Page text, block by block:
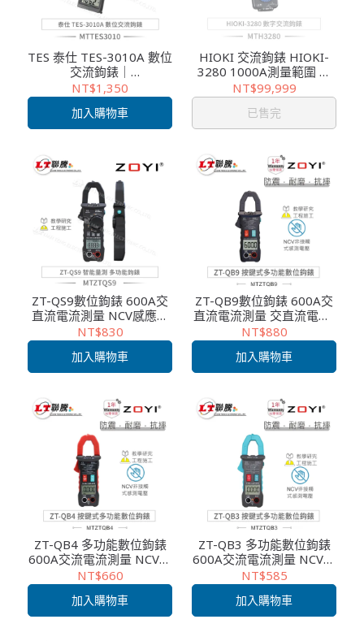
TES 泰仕 TES-3010A 數位
交流鉤錶｜
20A/200A/600A量測 頻
率/二極體測試/CAT III安
全標準
NT$1,350
加入購物車
HIOKI 交流鉤錶 HIOKI-
3280 1000A測量範圍 超
薄設計 口袋型 CAT III
600V 適用複雜配線 電工
維修必備
NT$99,999
已售完
ZT-QS9數位鉤錶 600A交
直流電流測量 NCV感應電
壓/交直流電壓/電阻/頻率/
啟動電流測量 技術維修 電
子測試 ZOYI眾儀電測 一年
保固
NT$830
加入購物車
ZT-QB9數位鉤錶 600A交
直流電流測量 交直流電壓/
電阻/頻率/啟動電流測量
技術維修 電子測試 ZOYI眾
儀電測 一年保固
NT$880
加入購物車
ZT-QB4 多功能數位鉤錶
600A交流電流測量 NCV感
應電壓/交直流電壓/電阻/
頻率測量/啟動電流測量 技
術維修 電子測試 ZOYI眾儀
電測 一年保固
NT$660
加入購物車
ZT-QB3 多功能數位鉤錶
600A交流電流測量 NCV感
應電壓測量 交直流電壓/電
阻/頻率測量 技術維修 電
子測試 ZOYI眾儀電測 一年
保固
NT$585
加入購物車